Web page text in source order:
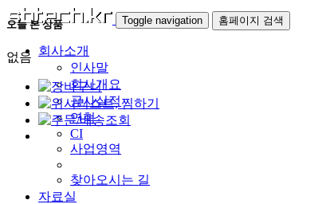
Toggle navigation 홈페이지 검색
회사소개
인사말
회사개요
공사실적
연혁
CI
사업영역
찾아오시는 길
자료실
오늘 본 상품
없음